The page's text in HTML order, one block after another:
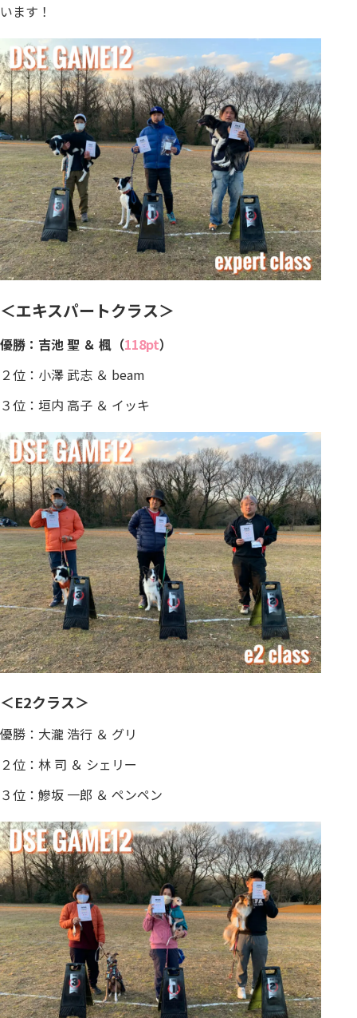
います！
＜エキスパートクラス＞
優勝：吉池 聖 ＆ 楓（118pt）
２位：小澤 武志 ＆ beam
３位：垣内 高子 ＆ イッキ
＜E2クラス＞
優勝：大瀧 浩行 ＆ グリ
２位：林 司 ＆ シェリー
３位：鰺坂 一郎 ＆ ペンペン